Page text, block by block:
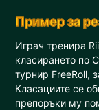
Пример за
Играч тренира
класирането по
турнир FreeRoll,
Класациите се
препоръки му